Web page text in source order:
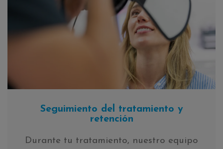
Seguimiento del tratamiento y
retención
Durante tu tratamiento, nuestro equipo